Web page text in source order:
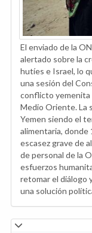
El enviado de la
alertado sobre la
hutíes e Israel, lo
una sesión del
conflicto yemenita
Medio Oriente. La
Yemen siendo el
alimentaria, donde
escasez grave de
de personal de la
esfuerzos
retomar el diálogo
una solución